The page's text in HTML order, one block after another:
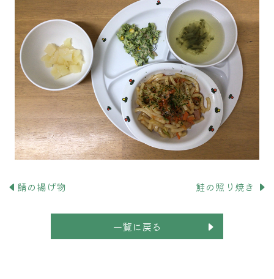
鯖の揚げ物 鮭の照り焼き
一覧に戻る